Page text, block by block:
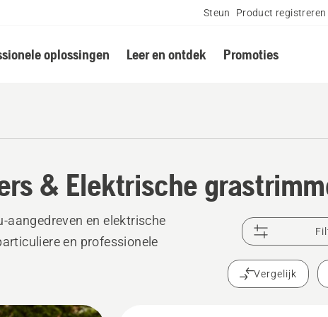
Steun Product registreren
oplossingen Leer en ontdek Promoties
& Elektrische
aangedreven en elektrische
en professionele
Vergelijk